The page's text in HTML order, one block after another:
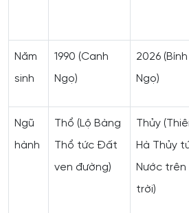
Năm
sinh
1990 (Canh
Ngọ)
2026 (Bính
Ngọ)
Ngũ
hành
Thổ (Lộ Bàng
Thổ tức Đất
ven đường)
Thủy
Hà Thủy
Nước trên
trời)